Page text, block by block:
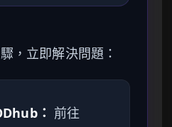
，立即解決問題：
： 前往